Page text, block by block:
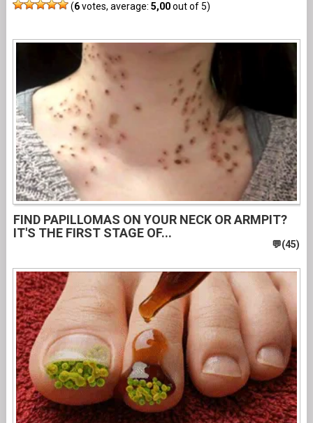
(6votes, average: 5,00out of 5)
FIND PAPILLOMAS ON YOUR NECK OR ARMPIT?
IT'S THE FIRST STAGE OF...